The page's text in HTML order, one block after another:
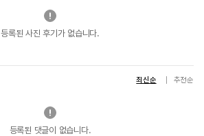
등록된 사진 후기가 없습니다.
최신순 추천순
등록된 댓글이 없습니다.